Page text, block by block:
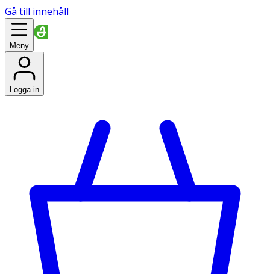
Gå till innehåll
Meny
Logga in